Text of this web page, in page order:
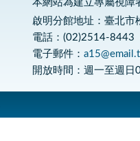
本網站為建立專屬視障
啟明分館地址：臺北
電話：(02)2514-8443
電子郵件：
開放時間：週一至週